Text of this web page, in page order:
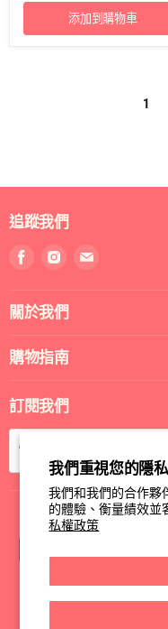
我們重視您的隱私
我們和我們的合作夥
的體驗、衡量績效並
私權政策
添加到購物車
1
追蹤我們
們
們
關於我們
購物指南
訂閱我們
電郵